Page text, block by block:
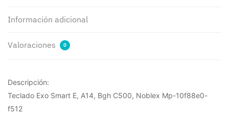
Información adicional
Valoraciones 0
Descripción:
Teclado Exo Smart E, A14, Bgh C500, Noblex Mp-10f88e0-
f512